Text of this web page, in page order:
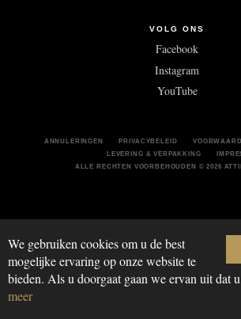
We gebruiken cookies om u de best
mogelijke ervaring op onze website te
bieden. Als u doorgaat gaan we ervan uit dat
meer
VOLG ONS
Facebook
Instagram
YouTube
ANNULERINGEN PRIVACYBELEID
LEVERING & VERPAKKING
ALLE RECHTEN VOORBEHOUDEN © 2026